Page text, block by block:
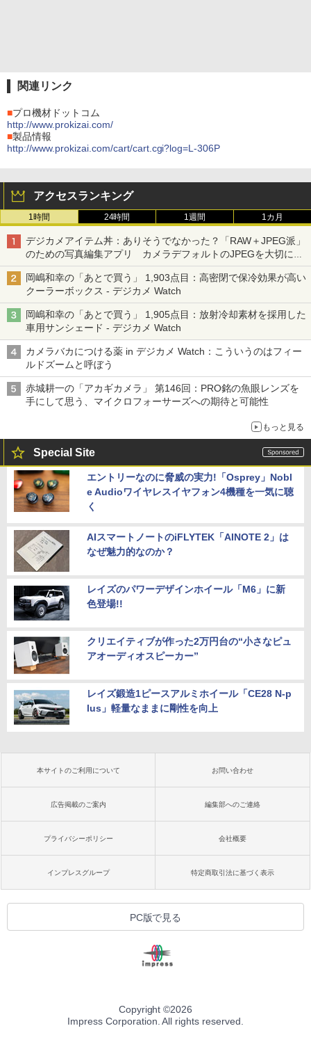
関連リンク
■プロ機材ドットコム
http://www.prokizai.com/
■製品情報
http://www.prokizai.com/cart/cart.cgi?log=L-306P
アクセスランキング
1時間 24時間 1週間 1カ月
デジカメアイテム丼：ありそうでなかった？「RAW＋JPEG派」
のための写真編集アプリ カメラデフォルトのJPEGを大切にす
る「Filmator」
岡嶋和幸の「あとで買う」 1,903点目：高密閉で保冷効果が高い
クーラーボックス - デジカメ Watch
岡嶋和幸の「あとで買う」 1,905点目：放射冷却素材を採用した
車用サンシェード - デジカメ Watch
カメラバカにつける薬 in デジカメ Watch：こういうのはフィー
ルドズームと呼ぼう
赤城耕一の「アカギカメラ」 第146回：PRO銘の魚眼レンズを
手にして思う、マイクロフォーサーズへの期待と可能性
もっと見る
Special Site
エントリーなのに脅威の実力!「Osprey」Nobl
e Audioワイヤレスイヤフォン4機種を一気に聴
く
AIスマートノートのiFLYTEK「AINOTE 2」は
なぜ魅力的なのか？
レイズのパワーデザインホイール「M6」に新
色登場!!
クリエイティブが作った2万円台の“小さなピュ
アオーディオスピーカー”
レイズ鍛造1ピースアルミホイール「CE28 N-p
lus」軽量なままに剛性を向上
本サイトのご利用について お問い合わせ
広告掲載のご案内 編集部へのご連絡
プライバシーポリシー 会社概要
インプレスグループ 特定商取引法に基づく表示
PC版で見る
Copyright ©2026
Impress Corporation. All rights reserved.